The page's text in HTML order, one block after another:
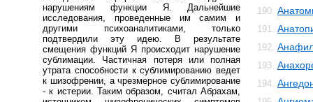
нарушениям функции Я. Дальнейшие
исследования, проведенные им самим и
другими психоаналитиками, только
подтвердили эту идею. В результате
смещения функций Я происходит нарушение
сублимации. Частичная потеря или полная
утрата способности к сублимированию ведет
к шизофрении, а чрезмерное сублимирование
- к истерии. Таким образом, считал Абрахам,
190.
191.
192.
193.
194.